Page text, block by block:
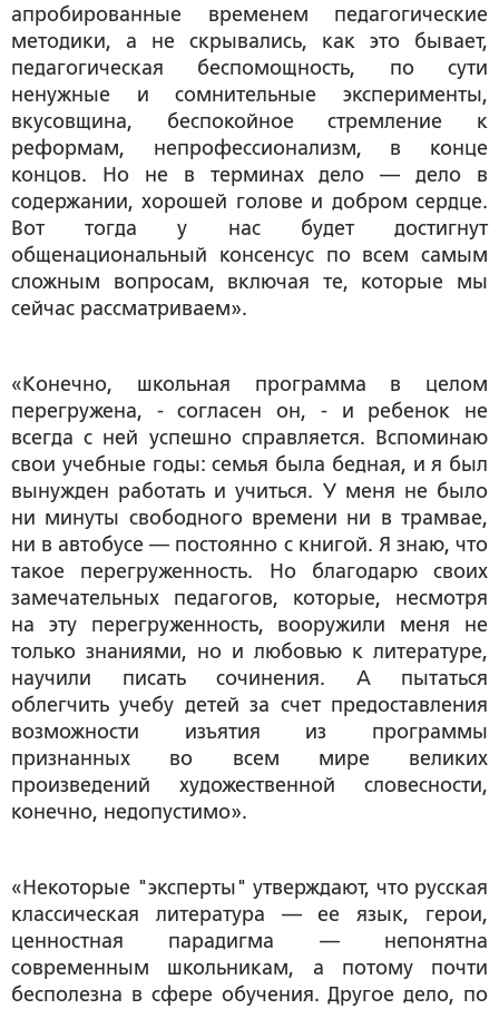
апробированные временем педагогические
методики, а не скрывались, как это бывает,
педагогическая беспомощность, по сути
ненужные и сомнительные эксперименты,
вкусовщина, беспокойное стремление к
реформам, непрофессионализм, в конце
концов. Но не в терминах дело — дело в
содержании, хорошей голове и добром сердце.
Вот тогда у нас будет достигнут
общенациональный консенсус по всем самым
сложным вопросам, включая те, которые мы
сейчас рассматриваем».
«Конечно, школьная программа в целом
перегружена, - согласен он, - и ребенок не
всегда с ней успешно справляется. Вспоминаю
свои учебные годы: семья была бедная, и я был
вынужден работать и учиться. У меня не было
ни минуты свободного времени ни в трамвае,
ни в автобусе — постоянно с книгой. Я знаю, что
такое перегруженность. Но благодарю своих
замечательных педагогов, которые, несмотря
на эту перегруженность, вооружили меня не
только знаниями, но и любовью к литературе,
научили писать сочинения. А пытаться
облегчить учебу детей за счет предоставления
возможности изъятия из программы
признанных во всем мире великих
произведений художественной словесности,
конечно, недопустимо».
«Некоторые "эксперты" утверждают, что русская
классическая литература — ее язык, герои,
ценностная парадигма — непонятна
современным школьникам, а потому почти
бесполезна в сфере обучения. Другое дело, по